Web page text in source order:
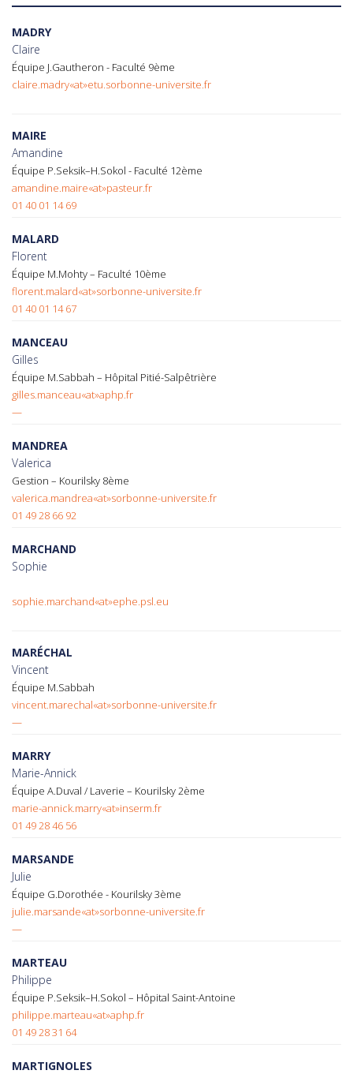
MADRY
Claire
Équipe J.Gautheron - Faculté 9ème
claire.madry«at»etu.sorbonne-universite.fr
MAIRE
Amandine
Équipe P.Seksik–H.Sokol - Faculté 12ème
amandine.maire«at»pasteur.fr
01 40 01 14 69
MALARD
Florent
Équipe M.Mohty – Faculté 10ème
florent.malard«at»sorbonne-universite.fr
01 40 01 14 67
MANCEAU
Gilles
Équipe M.Sabbah – Hôpital Pitié-Salpêtrière
gilles.manceau«at»aphp.fr
—
MANDREA
Valerica
Gestion – Kourilsky 8ème
valerica.mandrea«at»sorbonne-universite.fr
01 49 28 66 92
MARCHAND
Sophie
sophie.marchand«at»ephe.psl.eu
MARÉCHAL
Vincent
Équipe M.Sabbah
vincent.marechal«at»sorbonne-universite.fr
—
MARRY
Marie-Annick
Équipe A.Duval / Laverie – Kourilsky 2ème
marie-annick.marry«at»inserm.fr
01 49 28 46 56
MARSANDE
Julie
Équipe G.Dorothée - Kourilsky 3ème
julie.marsande«at»sorbonne-universite.fr
—
MARTEAU
Philippe
Équipe P.Seksik–H.Sokol – Hôpital Saint-Antoine
philippe.marteau«at»aphp.fr
01 49 28 31 64
MARTIGNOLES